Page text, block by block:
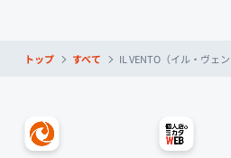
トップ すべて IL VENTO（イル・ヴェン